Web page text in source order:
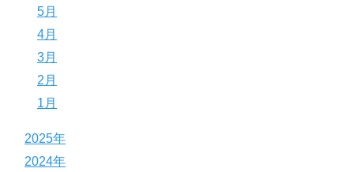
5月
4月
3月
2月
1月
2025年
2024年